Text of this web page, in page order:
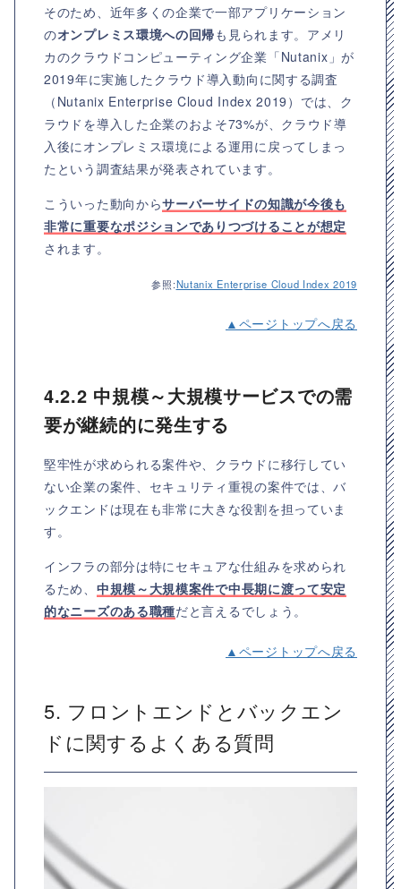
そのため、近年多くの企業で一部アプリケーション
のオンプレミス環境への回帰も見られます。アメリ
カのクラウドコンピューティング企業「Nutanix」が
2019年に実施したクラウド導入動向に関する調査
（Nutanix Enterprise Cloud Index 2019）では、ク
ラウドを導入した企業のおよそ73%が、クラウド導
入後にオンプレミス環境による運用に戻ってしまっ
たという調査結果が発表されています。
こういった動向からサーバーサイドの知識が今後も
非常に重要なポジションでありつづけることが想定
されます。
参照:Nutanix Enterprise Cloud Index 2019
▲ページトップへ戻る
4.2.2 中規模～大規模サービスでの需
要が継続的に発生する
堅牢性が求められる案件や、クラウドに移行してい
ない企業の案件、セキュリティ重視の案件では、バ
ックエンドは現在も非常に大きな役割を担っていま
す。
インフラの部分は特にセキュアな仕組みを求められ
るため、 中規模～大規模案件で中長期に渡って安定
的なニーズのある職種だと言えるでしょう。
▲ページトップへ戻る
5. フロントエンドとバックエン
ドに関するよくある質問